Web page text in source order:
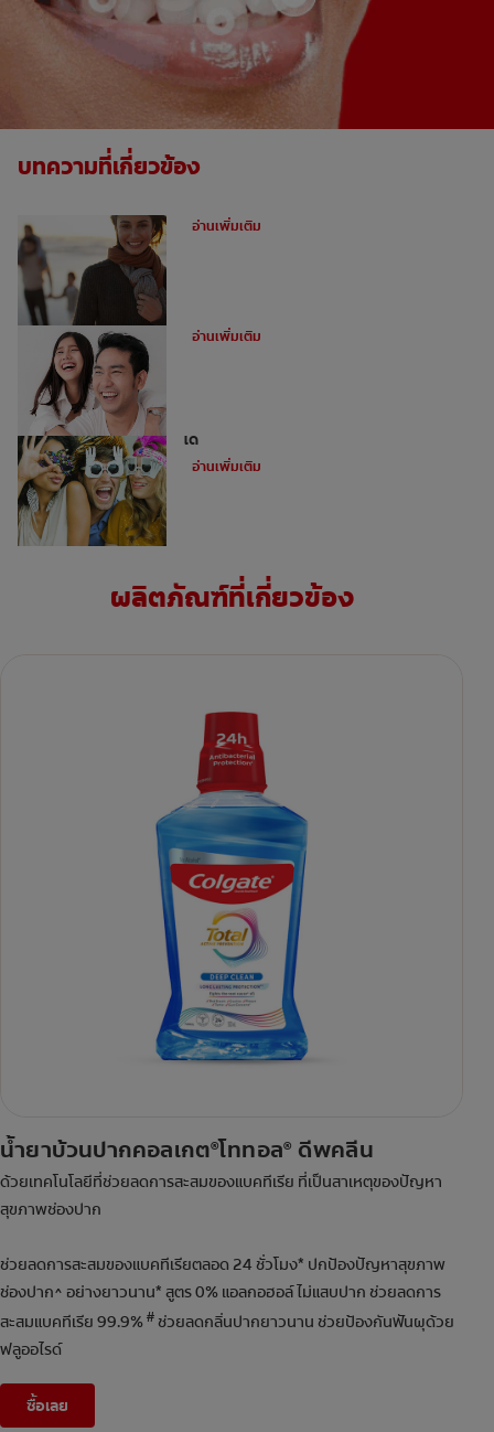
บทความที่เกี่ยวข้อง
อ่านเพิ่มเติม
อ่านเพิ่มเติม
ได้
อ่านเพิ่มเติม
ผลิตภัณฑ์ที่เกี่ยวข้อง
น้ำยาบ้วนปากคอลเกต®โททอล® ดีพคลีน
ด้วยเทคโนโลยีที่ช่วยลดการสะสมของแบคทีเรีย ที่เป็นสาเหตุของปัญหา
สุขภาพช่องปาก
ช่วยลดการสะสมของแบคทีเรียตลอด 24 ชั่วโมง* ปกป้องปัญหาสุขภาพ
ช่องปาก^ อย่างยาวนาน* สูตร 0% แอลกอฮอล์ ไม่แสบปาก ช่วยลดการ
สะสมแบคทีเรีย 99.9%# ช่วยลดกลิ่นปากยาวนาน ช่วยป้องกันฟันผุด้วย
ฟลูออไรด์
ซื้อเลย